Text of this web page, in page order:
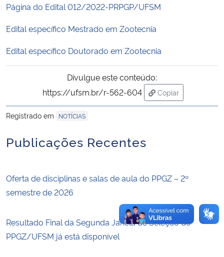
Ministério da Mulher, da Família e dos Direitos Humanos
Secretaria de Governo
Gabinete de Segurança Institucional
Advocacia-Geral da União
Banco Central do Brasil
Página do Edital 012/2022-PRPGP/UFSM
Edital específico Mestrado em Zootecnia
Edital específico Doutorado em Zootecnia
Divulgue este conteúdo:
https://ufsm.br/r-562-604
Copiar
para área de
Registrado em
NOTÍCIAS
Publicações Recentes
Oferta de disciplinas e salas de aula do PPGZ – 2º
semestre de 2026
Resultado Final da Segunda Janela de Seleção do
PPGZ/UFSM já está disponível